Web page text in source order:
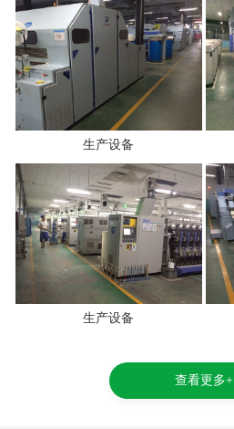
生产设备
生产设备
查看更多+